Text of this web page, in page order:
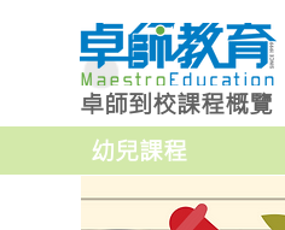
卓師到校課程概覽
幼兒課程